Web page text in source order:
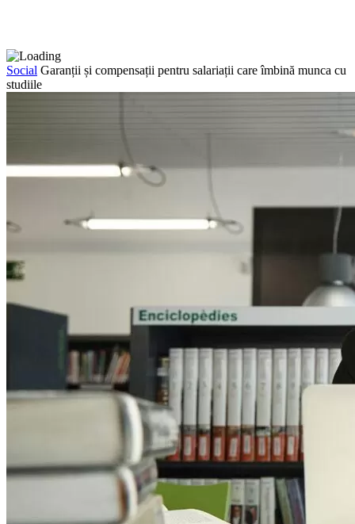
Social Garanții și compensații pentru salariații care îmbină munca cu
studiile